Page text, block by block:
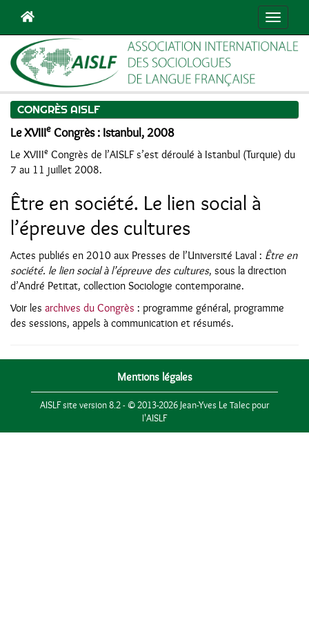
CONGRÈS AISLF
Le XVIIIe Congrès : Istanbul, 2008
Le XVIIIe Congrès de l’AISLF s’est déroulé à Istanbul (Turquie) du
7 au 11 juillet 2008.
Être en société. Le lien social à
l’épreuve des cultures
Actes publiés en 2010 aux Presses de l’Université Laval : Être en
société. le lien social à l’épreuve des cultures, sous la direction
d’André Petitat, collection Sociologie contemporaine.
Voir les archives du Congrès : programme général, programme
des sessions, appels à communication et résumés.
Mentions légales
AISLF site version 8.2 - © 2013-2026 Jean-Yves Le Talec pour
l'AISLF